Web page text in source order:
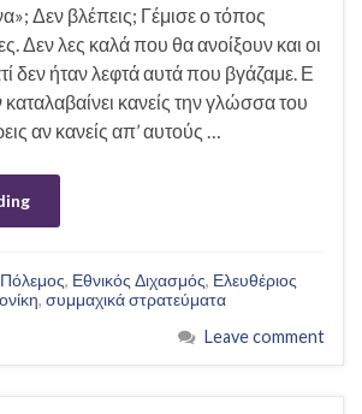
Δεν βλέπεις; Γέμισε ο τόπος
Δεν λες καλά που θα ανοίξουν και οι
δεν ήταν λεφτά αυτά που βγάζαμε. Ε
καταλαβαίνει κανείς την γλώσσα του
αν κανείς απ’ αυτούς …
, Εθνικός Διχασμός, Ελευθέριος
, συμμαχικά στρατεύματα
Leave comment